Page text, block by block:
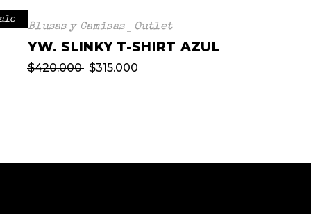
Blusas y Camisas Outlet
YW. SLINKY T-SHIRT AZUL
$420.000 $315.000